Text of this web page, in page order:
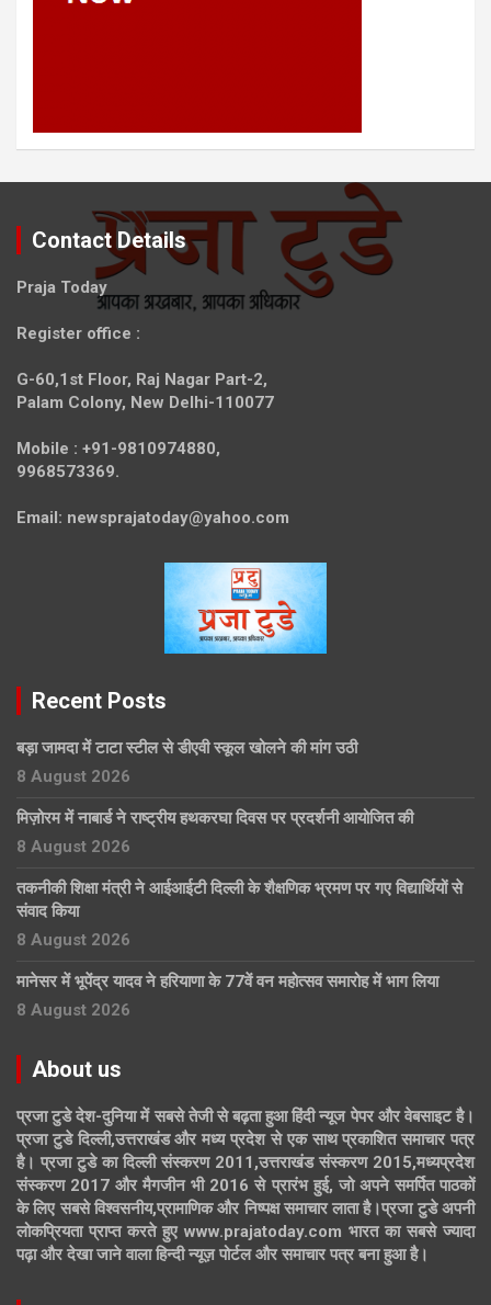
Contact Details
Praja Today
Register office :
G-60,1st Floor, Raj Nagar Part-2,
Palam Colony, New Delhi-110077
Mobile : +91-9810974880,
9968573369.
Email: newsprajatoday@yahoo.com
Recent Posts
बड़ा जामदा में टाटा स्टील से डीएवी स्कूल खोलने की मांग उठी
8 August 2026
मिज़ोरम में नाबार्ड ने राष्ट्रीय हथकरघा दिवस पर प्रदर्शनी आयोजित की
8 August 2026
तकनीकी शिक्षा मंत्री ने आईआईटी दिल्ली के शैक्षणिक भ्रमण पर गए विद्यार्थियों से
संवाद किया
8 August 2026
मानेसर में भूपेंद्र यादव ने हरियाणा के 77वें वन महोत्सव समारोह में भाग लिया
8 August 2026
About us
प्रजा टुडे देश-दुनिया में सबसे तेजी से बढ़ता हुआ हिंदी न्यूज पेपर और वेबसाइट है।
प्रजा टुडे दिल्ली,उत्तराखंड और मध्य प्रदेश से एक साथ प्रकाशित समाचार पत्र
है। प्रजा टुडे का दिल्ली संस्करण 2011,उत्तराखंड संस्करण 2015,मध्यप्रदेश
संस्करण 2017 और मैगजीन भी 2016 से प्रारंभ हुई, जो अपने समर्पित पाठकों
के लिए सबसे विश्वसनीय,प्रामाणिक और निष्पक्ष समाचार लाता है।प्रजा टुडे अपनी
लोकप्रियता प्राप्त करते हुए www.prajatoday.com भारत का सबसे ज्यादा
पढ़ा और देखा जाने वाला हिन्दी न्यूज़ पोर्टल और समाचार पत्र बना हुआ है।